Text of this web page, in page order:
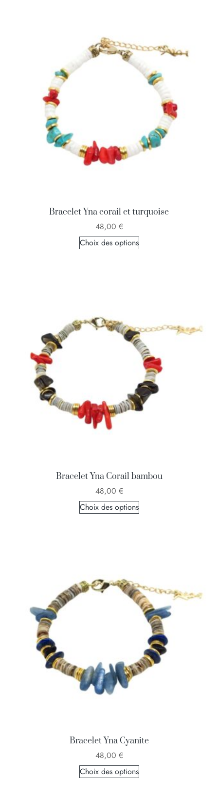
Bracelet Yna corail et turquoise
48,00 €
Choix des options
Bracelet Yna Corail bambou
48,00 €
Choix des options
Bracelet Yna Cyanite
48,00 €
Choix des options